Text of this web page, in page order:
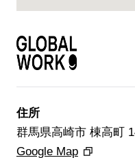
住所
群馬県高崎市 棟高町
Google Map